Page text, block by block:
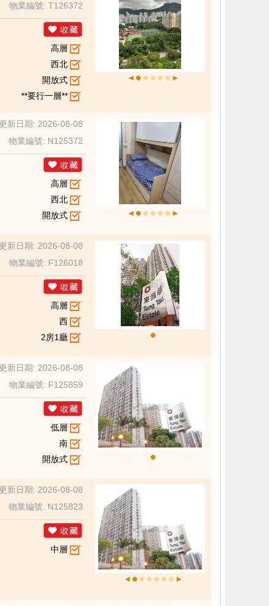
物業編號: T126372
高層
西北
開放式
**要行一層**
更新日期: 2026-08-08
物業編號: N125372
高層
西北
開放式
更新日期: 2026-08-08
物業編號: F126018
高層
西
2房1廳
更新日期: 2026-08-08
物業編號: F125859
低層
南
開放式
更新日期: 2026-08-08
物業編號: N125823
中層